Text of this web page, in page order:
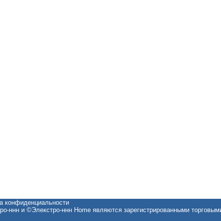
конфиденциальности
ннн и ©Элекстро-ннн Home являются зарегистрированными